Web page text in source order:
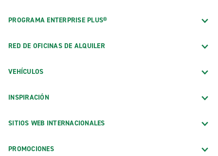
PROGRAMA ENTERPRISE PLUS®
RED DE OFICINAS DE ALQUILER
VEHÍCULOS
INSPIRACIÓN
SITIOS WEB INTERNACIONALES
PROMOCIONES